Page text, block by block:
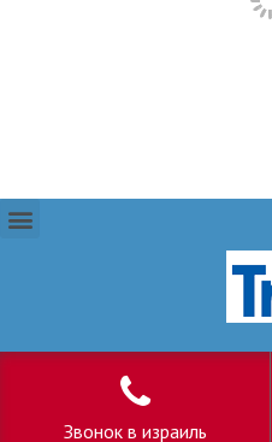
Звонок в израиль